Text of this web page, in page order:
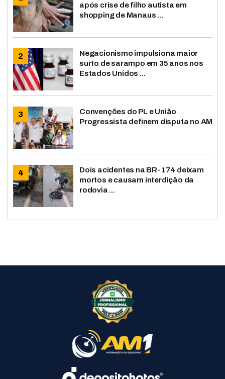
após crise de filho autista em
shopping de Manaus ...
Negacionismo impulsiona maior
surto de sarampo em 35 anos nos
Estados Unidos ...
Convenções do PL e União
Progressista definem disputa no AM
Dois acidentes na BR-174 deixam
mortos e causam interdição da
rodovia ...